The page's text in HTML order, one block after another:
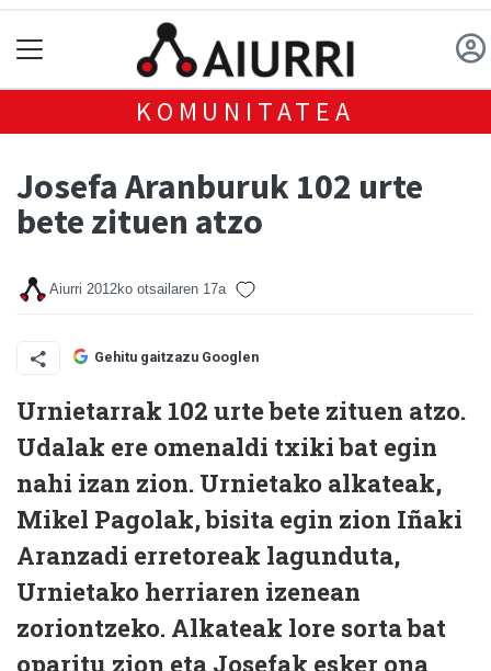
KOMUNITATEA
Josefa Aranburuk 102 urte
bete zituen atzo
Aiurri 2012ko otsailaren 17a
Gehitu gaitzazu Googlen
Urnietarrak 102 urte bete zituen atzo.
Udalak ere omenaldi txiki bat egin
nahi izan zion. Urnietako alkateak,
Mikel Pagolak, bisita egin zion Iñaki
Aranzadi erretoreak lagunduta,
Urnietako herriaren izenean
zoriontzeko. Alkateak lore sorta bat
oparitu zion eta Josefak esker ona